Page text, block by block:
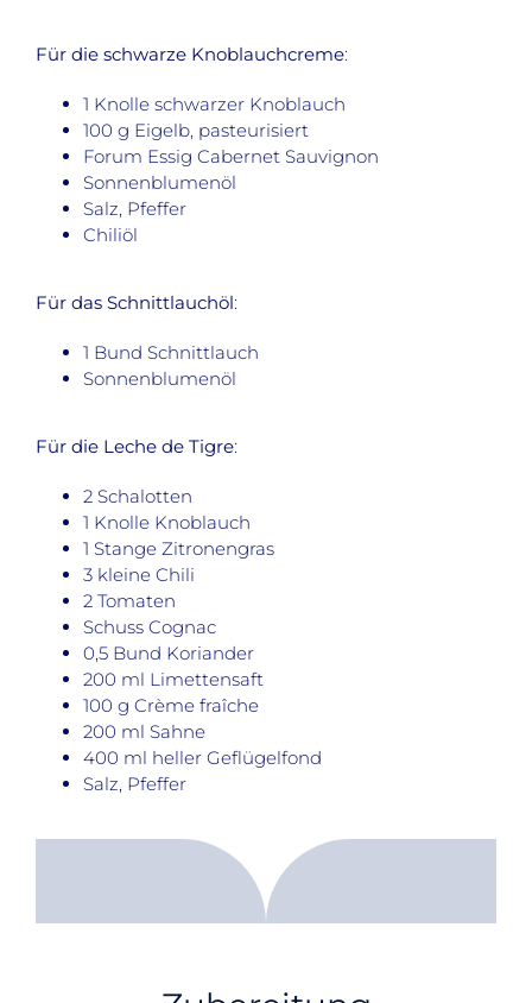
Für die schwarze Knoblauchcreme:
1 Knolle schwarzer Knoblauch
100 g Eigelb, pasteurisiert
Forum Essig Cabernet Sauvignon
Sonnenblumenöl
Salz, Pfeffer
Chiliöl
Für das Schnittlauchöl:
1 Bund Schnittlauch
Sonnenblumenöl
Für die Leche de Tigre:
2 Schalotten
1 Knolle Knoblauch
1 Stange Zitronengras
3 kleine Chili
2 Tomaten
Schuss Cognac
0,5 Bund Koriander
200 ml Limettensaft
100 g Crème fraîche
200 ml Sahne
400 ml heller Geflügelfond
Salz, Pfeffer